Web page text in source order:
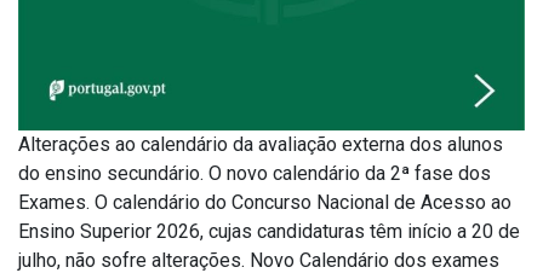
Alterações ao calendário da avaliação externa dos alunos
do ensino secundário. O novo calendário da 2ª fase dos
Exames. O calendário do Concurso Nacional de Acesso ao
Ensino Superior 2026, cujas candidaturas têm início a 20 de
julho, não sofre alterações. Novo Calendário dos exames